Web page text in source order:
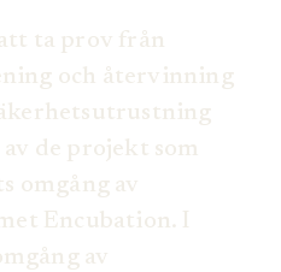
ta prov från
och återvinning
de projekt som
omgång av
Encubation. I
av